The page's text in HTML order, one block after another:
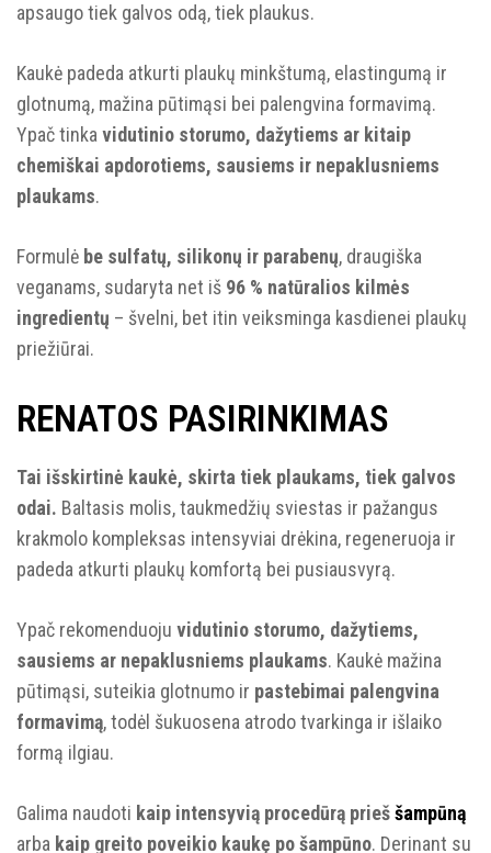
apsaugo tiek galvos odą, tiek plaukus.
Kaukė padeda atkurti plaukų minkštumą, elastingumą ir
glotnumą, mažina pūtimąsi bei palengvina formavimą.
Ypač tinka vidutinio storumo, dažytiems ar kitaip
chemiškai apdorotiems, sausiems ir nepaklusniems
plaukams.
Formulė be sulfatų, silikonų ir parabenų, draugiška
veganams, sudaryta net iš 96 % natūralios kilmės
ingredientų – švelni, bet itin veiksminga kasdienei plaukų
priežiūrai.
RENATOS PASIRINKIMAS
Tai išskirtinė kaukė, skirta tiek plaukams, tiek galvos
odai. Baltasis molis, taukmedžių sviestas ir pažangus
krakmolo kompleksas intensyviai drėkina, regeneruoja ir
padeda atkurti plaukų komfortą bei pusiausvyrą.
Ypač rekomenduoju vidutinio storumo, dažytiems,
sausiems ar nepaklusniems plaukams. Kaukė mažina
pūtimąsi, suteikia glotnumo ir pastebimai palengvina
formavimą, todėl šukuosena atrodo tvarkinga ir išlaiko
formą ilgiau.
Galima naudoti kaip intensyvią procedūrą prieššampūną
arba kaip greito poveikio kaukę po šampūno. Derinant su